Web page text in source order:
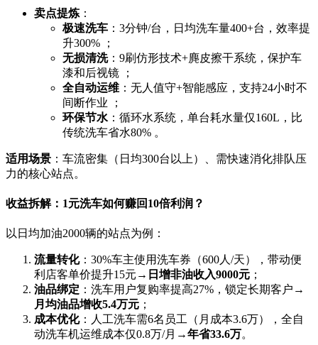
卖点提炼 ：
极速洗车 ：3分钟/台，日均洗车量400+台，效率提
升300% ；
无损清洗：9刷仿形技术+麂皮擦干系统，保护车
漆和后视镜 ；
全自动运维 ：无人值守+智能感应，支持24小时不
间断作业 ；
环保节水 ：循环水系统，单台耗水量仅160L，比
传统洗车省水80% 。
适用场景 ：车流密集（日均300台以上）、需快速消化排队压
力的核心站点。
收益拆解：1元洗车如何赚回10倍利润？
以日均加油2000辆的站点为例：
流量转化：30%车主使用洗车券（600人/天），带动便
利店客单价提升15元→ 日增非油收入9000元 ；
油品绑定 ：洗车用户复购率提高27%，锁定长期客户→
月均油品增收5.4万元 ；
成本优化：人工洗车需6名员工（月成本3.6万），全自
动洗车机运维成本仅0.8万/月→年省33.6万。